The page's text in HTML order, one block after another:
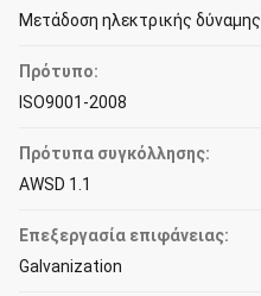
Μετάδοση ηλεκτρικής δύναμης
Πρότυπο:
ISO9001-2008
Πρότυπα συγκόλλησης:
AWSD 1.1
Επεξεργασία επιφάνειας:
Galvanization